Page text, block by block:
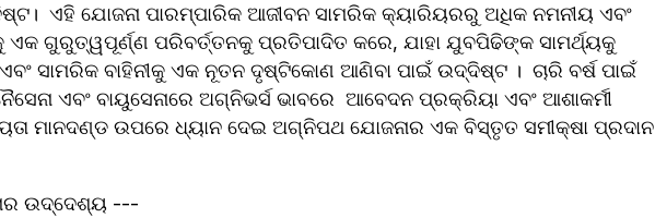
ଏହି ଯୋଜନା ପାରମ୍ପାରିକ ଆଜୀବନ ସାମରିକ କ୍ୟାରିୟରରୁ ଅଧିକ ନମନୀୟ ଏବଂ
ଗୁରୁତ୍ୱପୂର୍ଣ୍ଣ ପରିବର୍ତ୍ତନକୁ ପ୍ରତିପାଦିତ କରେ, ଯାହା ଯୁବପିଢିଙ୍କ ସାମର୍ଥ୍ୟକୁ
ସାମରିକ ବାହିନୀକୁ ଏକ ନୂତନ ଦୃଷ୍ଟିକୋଣ ଆଣିବା ପାଇଁ ଉଦ୍ଦିଷ୍ଟ ।  ଚାରି ବର୍ଷ ପାଇଁ
ଏବଂ ବାୟୁସେନାରେ ଅଗ୍ନିଭର୍ସ ଭାବରେ  ଆବେଦନ ପ୍ରକ୍ରିୟା ଏବଂ ଆଶାକର୍ମୀ
ମାନଦଣ୍ଡ ଉପରେ ଧ୍ୟାନ ଦେଇ ଅଗ୍ନିପଥ ଯୋଜନାର ଏକ ବିସ୍ତୃତ ସମୀକ୍ଷା ପ୍ରଦାନ
ଉଦ୍ଦେଶ୍ୟ ---